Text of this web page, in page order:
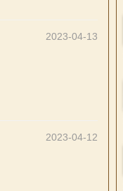
2023-04-13
2023-04-12